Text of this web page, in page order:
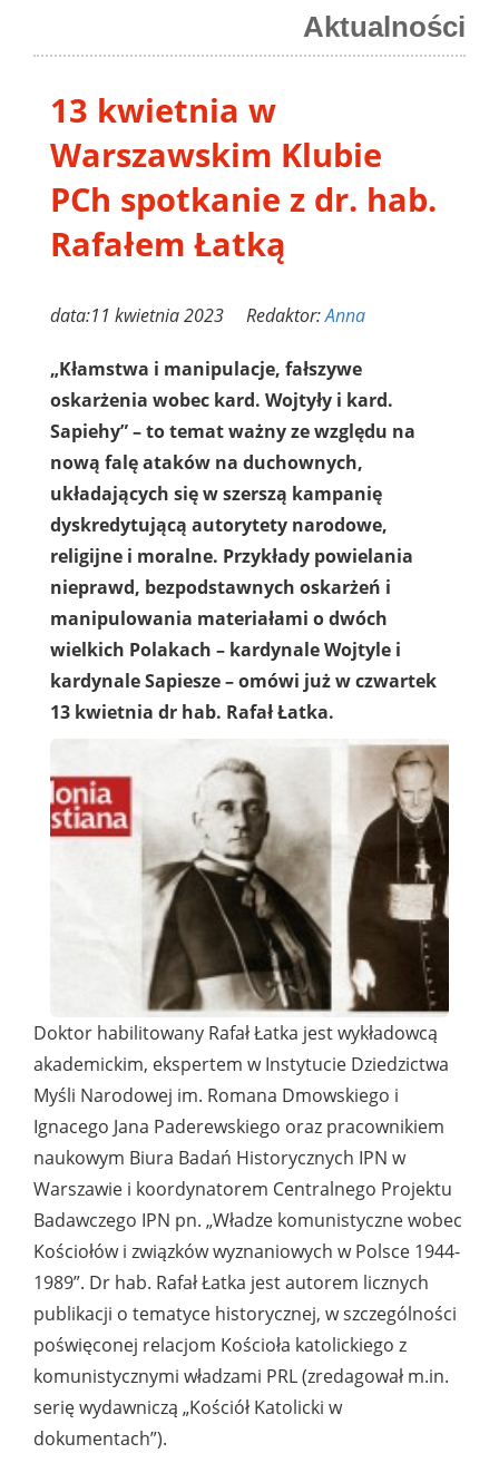
Aktualności
13 kwietnia w
Warszawskim Klubie
PCh spotkanie z dr. hab.
Rafałem Łatką
data:11 kwietnia 2023 Redaktor:Anna
„Kłamstwa i manipulacje, fałszywe
oskarżenia wobec kard. Wojtyły i kard.
Sapiehy” – to temat ważny ze względu na
nową falę ataków na duchownych,
układających się w szerszą kampanię
dyskredytującą autorytety narodowe,
religijne i moralne. Przykłady powielania
nieprawd, bezpodstawnych oskarżeń i
manipulowania materiałami o dwóch
wielkich Polakach – kardynale Wojtyle i
kardynale Sapiesze – omówi już w czwartek
13 kwietnia dr hab. Rafał Łatka.
Doktor habilitowany Rafał Łatka jest wykładowcą
akademickim, ekspertem w Instytucie Dziedzictwa
Myśli Narodowej im. Romana Dmowskiego i
Ignacego Jana Paderewskiego oraz pracownikiem
naukowym Biura Badań Historycznych IPN w
Warszawie i koordynatorem Centralnego Projektu
Badawczego IPN pn. „Władze komunistyczne wobec
Kościołów i związków wyznaniowych w Polsce 1944-
1989”. Dr hab. Rafał Łatka jest autorem licznych
publikacji o tematyce historycznej, w szczególności
poświęconej relacjom Kościoła katolickiego z
komunistycznymi władzami PRL (zredagował m.in.
serię wydawniczą „Kościół Katolicki w
dokumentach”).